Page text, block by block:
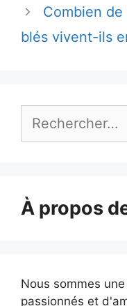
Combien
blés vivent-ils
À propos
Nous sommes
passionnés et